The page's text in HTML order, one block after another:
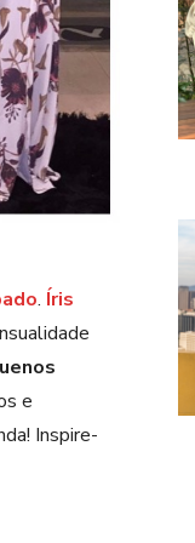
. Íris
e
Inspire-